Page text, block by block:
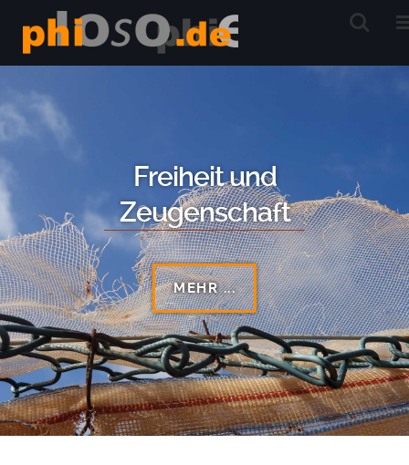
Freiheit und
Zeugenschaft
MEHR ...